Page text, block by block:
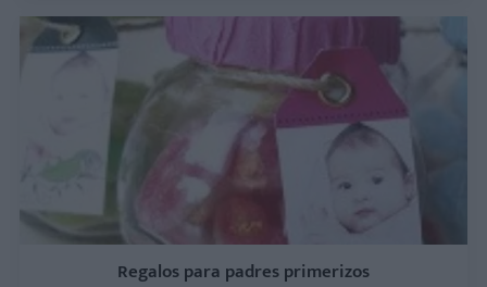
Regalos para padres primerizos